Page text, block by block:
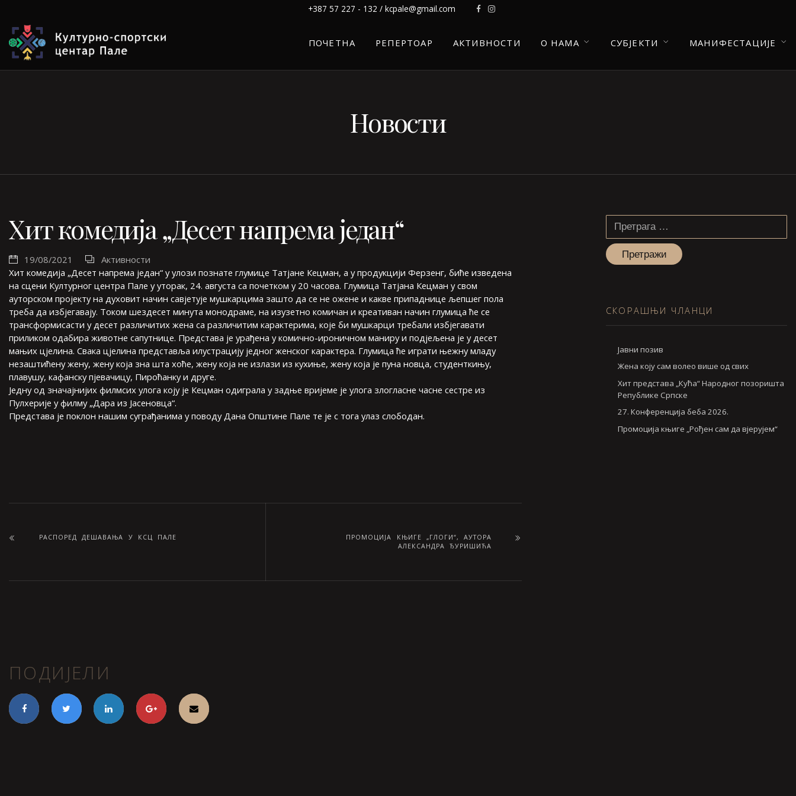
+387 57 227 - 132 / kcpale@gmail.com
ПОЧЕТНА РЕПЕРТОАР АКТИВНОСТИ О НАМА СУБЈЕКТИ МАНИФЕСТАЦИЈЕ
Новости
Хит комедија „Десет напрема један“
19/08/2021
Активности
Хит комедија „Десет напрема један“ у улози познате глумице Татјане Кецман, а у продукцији Ферзенг, биће изведена
на сцени Културног центра Пале у уторак, 24. августа са почетком у 20 часова. Глумица Татјана Кецман у свом
ауторском пројекту на духовит начин савјетује мушкарцима зашто да се не oжене и какве припаднице љепшег пола
треба да избјегавају. Током шездесет минута монодраме, на изузетно комичан и креативан начин глумица ће се
трансформисасти у десет различитих жена са различитим карактерима, које би мушкарци требали избјегавати
приликом одабира животне сапутнице. Представа је урађена у комично-ироничном маниру и подјељена је у десет
мањих цјелина. Свака цјелина представља илустрацију једног женског карактера. Глумица ће играти њежну младу
незаштићену жену, жену која зна шта хоће, жену која не излази из кухиње, жену која је пуна новца, студенткињу,
плавушу, кафанску пјевачицу, Пироћанку и друге.
Једну од значајнијих филмсих улога коју је Кецман одиграла у задње вријеме је улога злогласне часне сестре из
Пулхерије у филму „Дара из Јасеновца“.
Представа је поклон нашим суграђанима у поводу Дана Општине Пале те је с тога улаз слободан.
РАСПОРЕД ДЕШАВАЊА У КСЦ ПАЛЕ
ПРОМОЦИЈА КЊИГЕ „ГЛОГИ“, АУТОРА
АЛЕКСАНДРА ЂУРИШИЋА
ПОДИЈЕЛИ
за:
СКОРАШЊИ ЧЛАНЦИ
Jавни позив
Жена коју сам волео више од свих
Хит представа „Кућа“ Народног позоришта
Републике Српске
27. Конференција беба 2026.
Промоција књиге „Рођен сам да вјерујем“